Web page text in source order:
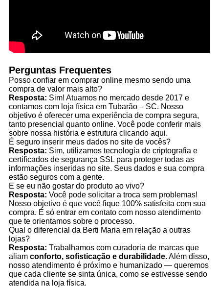
Perguntas Frequentes
Posso confiar em comprar online mesmo sendo uma
compra de valor mais alto?
Resposta: Sim! Atuamos no mercado desde 2017 e
contamos com loja física em Tubarão – SC. Nosso
objetivo é oferecer uma experiência de compra segura,
tanto presencial quanto online. Você pode conferir mais
sobre nossa história e estrutura clicando aqui.
É seguro inserir meus dados no site de vocês?
Resposta: Sim, utilizamos tecnologia de criptografia e
certificados de segurança SSL para proteger todas as
informações inseridas no site. Seus dados e sua compra
estão seguros com a gente.
E se eu não gostar do produto ao vivo?
Resposta: Você pode solicitar a troca sem problemas!
Nosso objetivo é que você fique 100% satisfeita com sua
compra. É só entrar em contato com nosso atendimento
que te orientamos sobre o processo.
Qual o diferencial da Berti Maria em relação a outras
lojas?
Resposta: Trabalhamos com curadoria de marcas que
aliam conforto, sofisticação e durabilidade. Além disso,
nosso atendimento é próximo e humanizado — queremos
que cada cliente se sinta única, como se estivesse sendo
atendida na loja física.